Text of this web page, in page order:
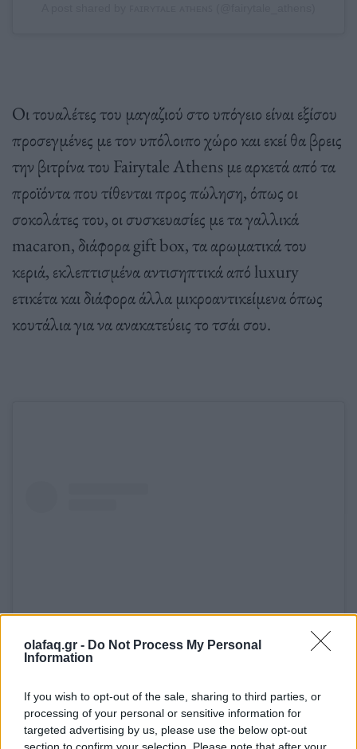
olafaq.gr - Do Not Process My Personal
Information
If you wish to opt-out of the sale, sharing to third parties, or
processing of your personal or sensitive information for
targeted advertising by us, please use the below opt-out
section to confirm your selection. Please note that after your
Οι τουαλέτες του μαγαζιού στο υπόγειο είναι εξίσου
προσεγμένες με τον υπόλοιπο χώρο και εκεί θα βρεις
την βιτρίνα του Fairytale Athens με αρκετά από τα
προϊόντα που τίθενται προς πώληση, όπως οι
σοκολάτες του, οι συσκευασίες με τα γαλλικά
macaron, διάφορα gift box, τα αρωματικά του
κεριά, εκλεπτισμένα αντισηπτικά από luxury
ετικέτα και διάφορα άλλα μικροαντικείμενα όπως
κουτάλια για να ανακατεύεις το τσάι σου.
View this post on Instagram